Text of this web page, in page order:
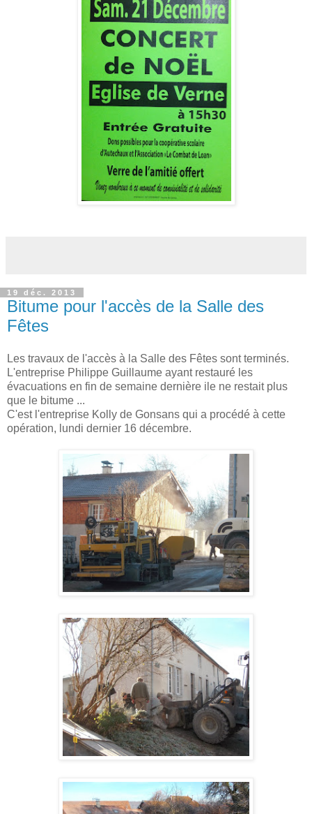
19 déc. 2013
Bitume pour l'accès de la Salle des
Fêtes
Les travaux de l'accès à la Salle des Fêtes sont terminés.
L'entreprise Philippe Guillaume ayant restauré les
évacuations en fin de semaine dernière ile ne restait plus
que le bitume ...
C'est l'entreprise Kolly de Gonsans qui a procédé à cette
opération, lundi dernier 16 décembre.